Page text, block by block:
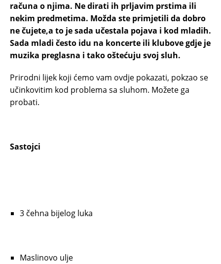
računa o njima. Ne dirati ih prljavim prstima ili
nekim predmetima. Možda ste primjetili da dobro
ne čujete,a to je sada učestala pojava i kod mladih.
Sada mladi često idu na koncerte ili klubove gdje je
muzika preglasna i tako oštećuju svoj sluh.
Prirodni lijek koji ćemo vam ovdje pokazati, pokzao se
učinkovitim kod problema sa sluhom. Možete ga
probati.
Sastojci
3 čehna bijelog luka
Maslinovo ulje